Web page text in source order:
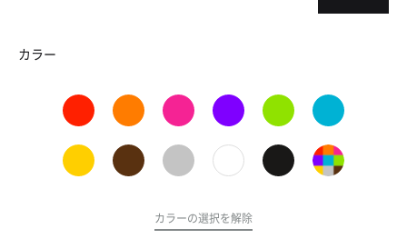
カラー
カラーの選択を解除